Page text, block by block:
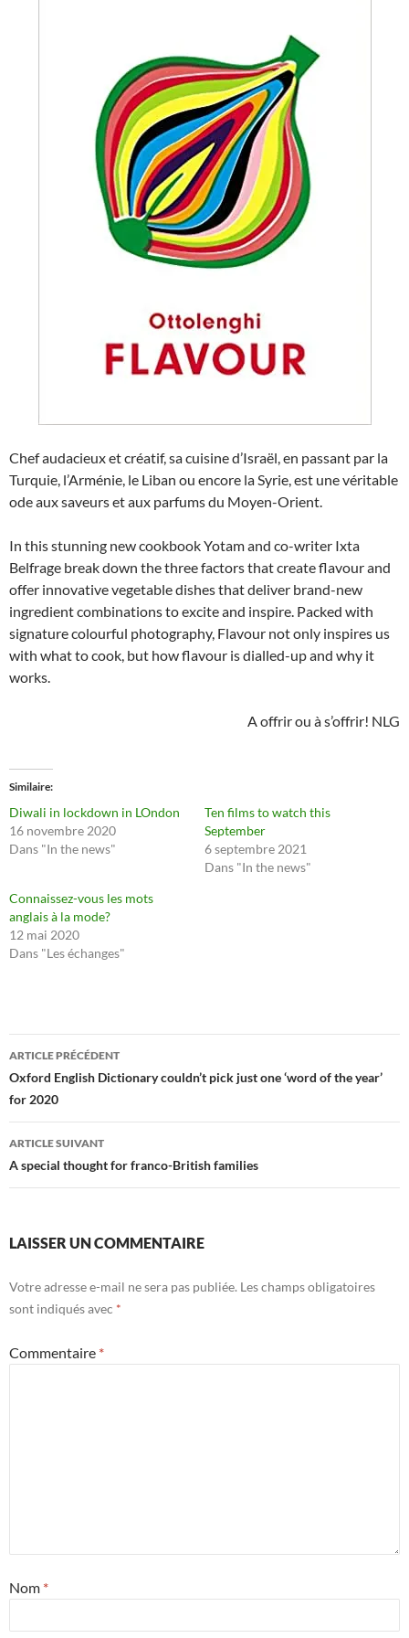
Chef audacieux et créatif, sa cuisine d’Israël, en passant par la
Turquie, l’Arménie, le Liban ou encore la Syrie, est une véritable
ode aux saveurs et aux parfums du Moyen-Orient.
In this stunning new cookbook Yotam and co-writer Ixta
Belfrage break down the three factors that create flavour and
offer innovative vegetable dishes that deliver brand-new
ingredient combinations to excite and inspire. Packed with
signature colourful photography, Flavour not only inspires us
with what to cook, but how flavour is dialled-up and why it
works.
A offrir ou à s’offrir! NLG
Similaire
Diwali in lockdown in LOndon
16 novembre 2020
Dans "In the news"
Ten films to watch this
September
6 septembre 2021
Dans "In the news"
Connaissez-vous les mots
anglais à la mode?
12 mai 2020
Dans "Les échanges"
Navigation
des
articles
ARTICLE PRÉCÉDENT
Oxford English Dictionary couldn’t pick just one ‘word of the year’
for 2020
ARTICLE SUIVANT
A special thought for franco-British families
LAISSER UN COMMENTAIRE
Votre adresse e-mail ne sera pas publiée. Les champs obligatoires
sont indiqués avec *
Commentaire *
Nom *